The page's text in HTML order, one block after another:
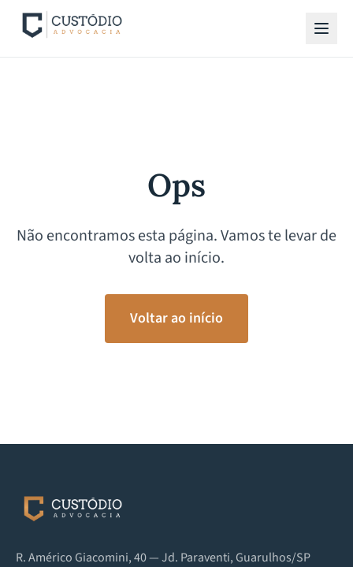
Ops
Não encontramos esta página. Vamos te levar de
volta ao início.
Voltar ao início
R. Américo Giacomini, 40 — Jd. Paraventi, Guarulhos/SP